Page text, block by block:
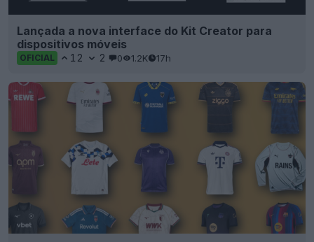
Lançada a nova interface do Kit Creator para
dispositivos móveis
OFICIAL 12 2 0 1.2K 17h